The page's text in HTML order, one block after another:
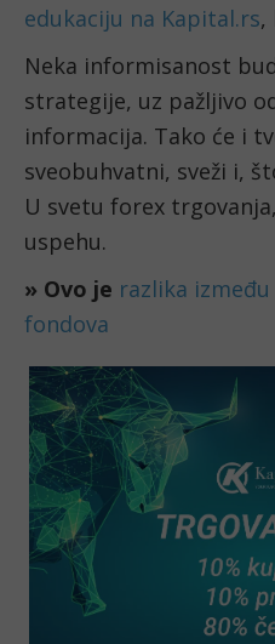
edukaciju na Kapital.rs,
Neka informisanost
strategije, uz pažljivo
informacija. Tako će i
sveobuhvatni, sveži i,
U svetu forex
uspehu.
» Ovo je razlika
fondova